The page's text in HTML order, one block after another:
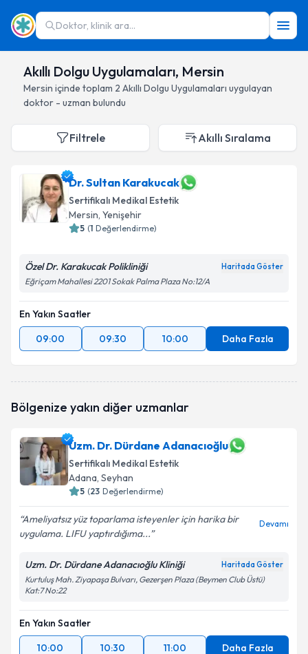
Doktor, klinik ara...
Akıllı Dolgu Uygulamaları, Mersin
Mersin içinde toplam 2 Akıllı Dolgu Uygulamaları uygulayan
doktor - uzman bulundu
Filtrele Akıllı Sıralama
Dr. Sultan Karakucak
Sertifikalı Medikal Estetik
Mersin, Yenişehir
5 (1 Değerlendirme)
Özel Dr. Karakucak Polikliniği Haritada Göster
Eğriçam Mahallesi 2201 Sokak Palma Plaza No:12/A
En Yakın Saatler
09:00
09:30 10:00 Daha Fazla
Bölgenize yakın diğer uzmanlar
Uzm. Dr. Dürdane Adanacıoğlu
Sertifikalı Medikal Estetik
Adana, Seyhan
5 (23 Değerlendirme)
Ameliyatsız yüz toparlama isteyenler için harika bir
uygulama. LIFU yaptırdığıma...
Devamı
Uzm. Dr. Dürdane Adanacıoğlu Kliniği Haritada Göster
Kurtuluş Mah. Ziyapaşa Bulvarı, Gezerşen Plaza (Beymen Club Üstü)
Kat:7 No:22
En Yakın Saatler
10:00
10:30 11:00 Daha Fazla